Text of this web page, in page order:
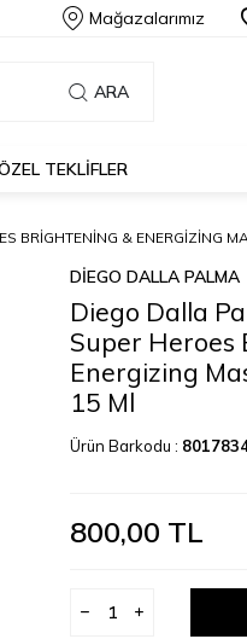
Mağazalarımız
ARA
TEKLIFLER
BRIGHTENING & ENERGIZING
DIEGO DALLA PALMA
Diego Dalla
Super Heroes
Energizing
15 Ml
Ürün Barkodu :
800,00 TL